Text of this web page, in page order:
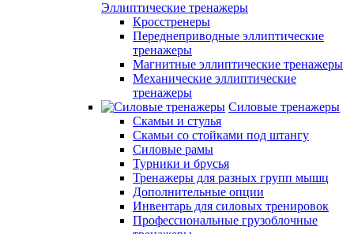
Эллиптические тренажеры
Кросстренеры
Переднеприводные эллиптические
тренажеры
Магнитные эллиптические тренажеры
Механические эллиптические
тренажеры
Силовые тренажеры
Скамьи и стулья
Скамьи со стойками под штангу
Силовые рамы
Турники и брусья
Тренажеры для разных групп мышц
Дополнительные опции
Инвентарь для силовых тренировок
Профессиональные грузоблочные